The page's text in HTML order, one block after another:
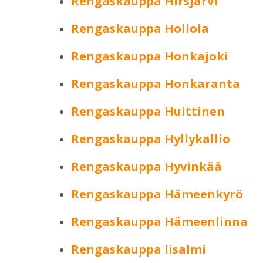
Rengaskauppa Hollola
Rengaskauppa Honkajoki
Rengaskauppa Honkaranta
Rengaskauppa Huittinen
Rengaskauppa Hyllykallio
Rengaskauppa Hyvinkää
Rengaskauppa Hämeenkyrö
Rengaskauppa Hämeenlinna
Rengaskauppa Iisalmi